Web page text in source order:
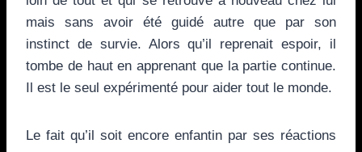
mais sans avoir été guidé autre que par son
instinct de survie. Alors qu’il reprenait espoir, il
tombe de haut en apprenant que la partie continue.
Il est le seul expérimenté pour aider tout le monde.
Le fait qu’il soit encore enfantin par ses réactions